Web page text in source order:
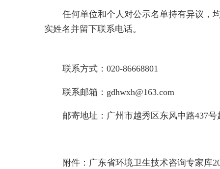
任何单位和个人对公示名单持有异议，
实姓名并留下联系电话。
联系方式：020-86668801
联系邮箱：gdhwxh@163.com
邮寄地址：广州市越秀区东风中路437
附件：广东省环境卫生技术咨询专家库